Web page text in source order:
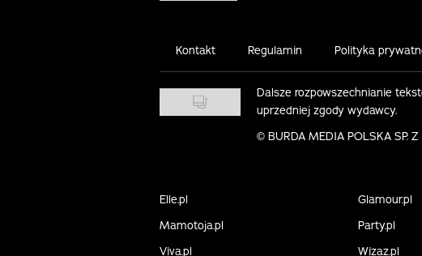
Kontakt Regulamin Polityka
Dalsze rozpowszechnianie
uprzedniej zgody wydawcy.
© BURDA MEDIA POLSKA SP.
Elle.pl Glamour.pl
Mamotoja.pl
Party.pl
Viva.pl
Wizaz.pl